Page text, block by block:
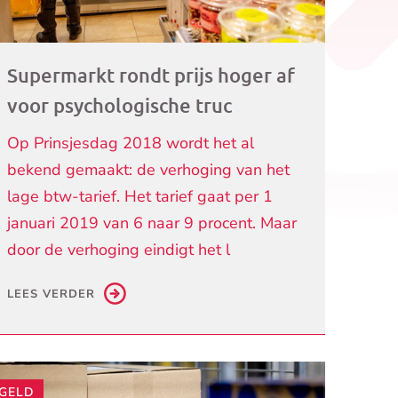
Supermarkt rondt prijs hoger af
voor psychologische truc
Op Prinsjesdag 2018 wordt het al
bekend gemaakt: de verhoging van het
lage btw-tarief. Het tarief gaat per 1
januari 2019 van 6 naar 9 procent. Maar
door de verhoging eindigt het l
LEES VERDER